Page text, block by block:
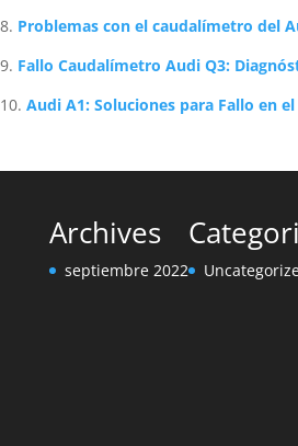
Problemas con el caudalímetro del
Fallo Caudalímetro Audi Q3:
Audi A1: Soluciones para Fallo en
Archives
septiembre 2022